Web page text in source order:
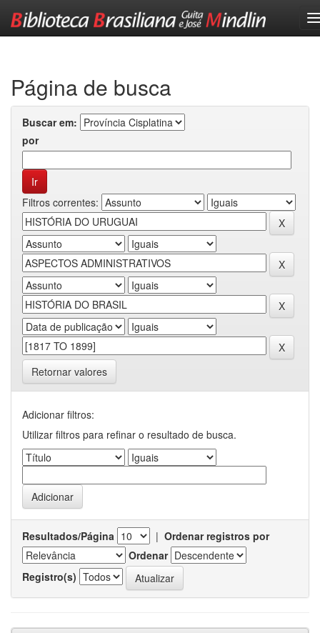
Página de busca
Buscar em:
por
Filtros correntes:
Retornar valores
Adicionar filtros:
Utilizar filtros para refinar o resultado de busca.
Resultados/Página | Ordenar registros por
Ordenar
Registro(s)